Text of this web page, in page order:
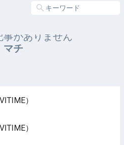
事がありません
マチ
）
）